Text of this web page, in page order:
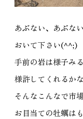
あぶない、あぶな
おいて下さい(^^;)
手前の岩は様子み
様許してくれるかな
そんなこんなで市
お目当ての牡蠣は